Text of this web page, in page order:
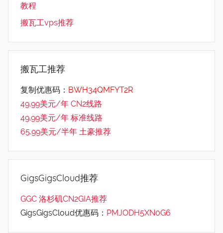
教程
搬瓦工vps推荐
搬瓦工推荐
复制优惠码： BWH34QMFYT2R
49.99美元/年 CN2线路
49.99美元/年 标准线路
65.99美元/半年 土豪推荐
GigsGigsCloud推荐
GGC 洛杉矶CN2GIA推荐
GigsGigsCloud优惠码： PMJODH5XN0G6